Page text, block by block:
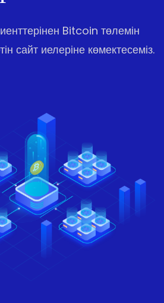
Bitcoin төлемін
сайт иелеріне көмектесеміз.